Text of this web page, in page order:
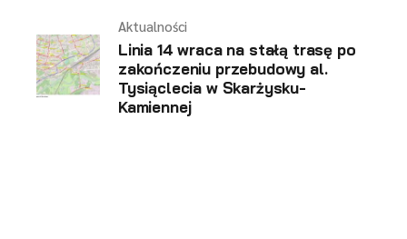
Aktualności
Linia 14 wraca na stałą trasę po
zakończeniu przebudowy al.
Tysiąclecia w Skarżysku-
Kamiennej